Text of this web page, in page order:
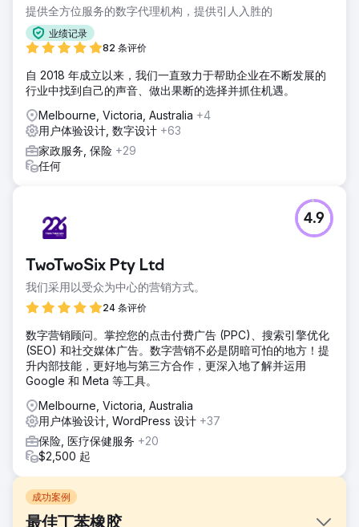
提供全方位服务的数字代理机构，提供引人入胜的
业绩记录
82 条评价
自 2018 年成立以来，我们一直致力于帮助企业在不断发展的
行业中找到自己的声音、做出果断的选择并抓住机遇。
Melbourne, Victoria, Australia +4
用户体验设计, 数字设计 +63
家政服务, 保险 +29
任何
TwoTwoSix Pty Ltd
我们采用以受众为中心的营销方式。
24 条评价
4.9
数字营销顾问。掌控您的点击付费广告 (PPC)、搜索引擎优化
(SEO) 和社交媒体广告。数字营销不必是阴暗可怕的地方！提
升内部技能，更好地与第三方合作，更深入地了解并运用
Google 和 Meta 等工具。
Melbourne, Victoria, Australia
用户体验设计, WordPress 设计 +37
保险, 医疗保健服务 +20
$2,500 起
成功案例